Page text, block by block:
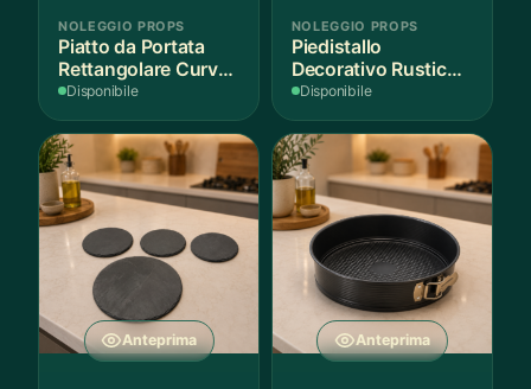
NOLEGGIO PROPS
Piatto da Portata
Rettangolare Curvo
Bianco
Disponibile
NOLEGGIO PROPS
Piedistallo
Decorativo Rustico
in Legno
Disponibile
Anteprima Anteprima